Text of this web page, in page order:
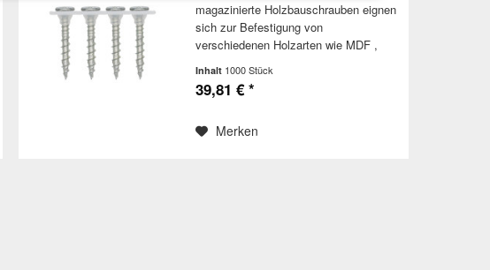
magazinierte Holzbauschrauben eignen
sich zur Befestigung von
verschiedenen Holzarten wie MDF ,
weitere. Holzbauschrauben besitzen ein
scharfes Grobgewinde mit einer
Inhalt 1000 Stück
39,81 € *
Merken